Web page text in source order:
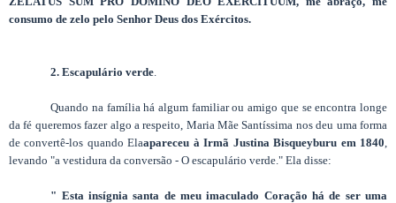
consumo de zelo pelo Senhor Deus dos Exércitos.
2. Escapulário verde
Quando na família há algum familiar ou amigo que se encontra longe
da fé queremos fazer algo a respeito, Maria Mãe Santíssima nos deu uma forma
de convertê-los quando Elaapareceu à Irmã Justina Bisqueyburu em 1840
levando "a vestidura da conversão - O escapulário verde." Ela disse:
" Esta insígnia santa de meu imaculado Coração há de ser uma